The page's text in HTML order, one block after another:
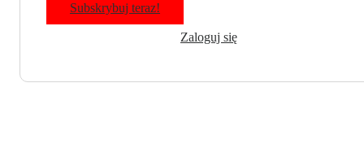
Subskrybuj teraz!
Zaloguj się